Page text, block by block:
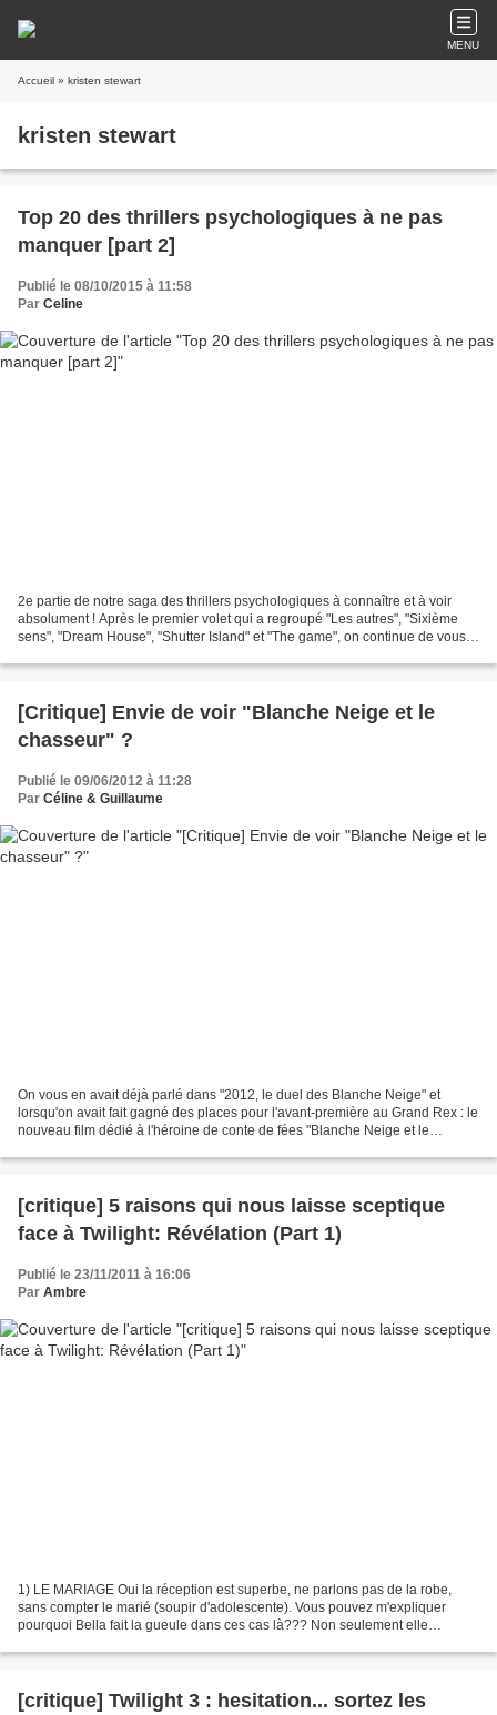
MENU
Accueil » kristen stewart
kristen stewart
Top 20 des thrillers psychologiques à ne pas
manquer [part 2]
Publié le 08/10/2015 à 11:58
Par Celine
2e partie de notre saga des thrillers psychologiques à connaître et à voir
absolument ! Après le premier volet qui a regroupé "Les autres", "Sixième
sens", "Dream House", "Shutter Island" et "The game", on continue de vous
[Critique] Envie de voir "Blanche Neige et le
chasseur" ?
Publié le 09/06/2012 à 11:28
Par Céline & Guillaume
On vous en avait déjà parlé dans "2012, le duel des Blanche Neige" et
lorsqu'on avait fait gagné des places pour l'avant-première au Grand Rex : le
nouveau film dédié à l'héroine de conte de fées "Blanche Neige et le
[critique] 5 raisons qui nous laisse sceptique
face à Twilight: Révélation (Part 1)
Publié le 23/11/2011 à 16:06
Par Ambre
1) LE MARIAGE Oui la réception est superbe, ne parlons pas de la robe,
sans compter le marié (soupir d'adolescente). Vous pouvez m'expliquer
pourquoi Bella fait la gueule dans ces cas là??? Non seulement elle
[critique] Twilight 3 : hesitation... sortez les